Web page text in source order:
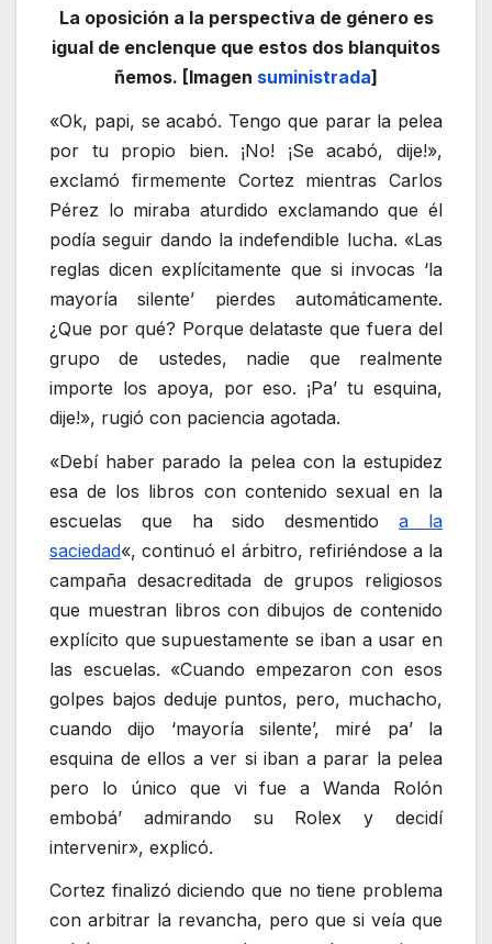
La oposición a la perspectiva de género es
igual de enclenque que estos dos blanquitos
ñemos. [Imagen suministrada]
«Ok, papi, se acabó. Tengo que parar la pelea
por tu propio bien. ¡No! ¡Se acabó, dije!»,
exclamó firmemente Cortez mientras Carlos
Pérez lo miraba aturdido exclamando que él
podía seguir dando la indefendible lucha. «Las
reglas dicen explícitamente que si invocas ‘la
mayoría silente’ pierdes automáticamente.
¿Que por qué? Porque delataste que fuera del
grupo de ustedes, nadie que realmente
importe los apoya, por eso. ¡Pa’ tu esquina,
dije!», rugió con paciencia agotada.
«Debí haber parado la pelea con la estupidez
esa de los libros con contenido sexual en la
escuelas que ha sido desmentidoa la
saciedad«, continuó el árbitro, refiriéndose a la
campaña desacreditada de grupos religiosos
que muestran libros con dibujos de contenido
explícito que supuestamente se iban a usar en
las escuelas. «Cuando empezaron con esos
golpes bajos deduje puntos, pero, muchacho,
cuando dijo ‘mayoría silente’, miré pa’ la
esquina de ellos a ver si iban a parar la pelea
pero lo único que vi fue a Wanda Rolón
embobá’ admirando su Rolex y decidí
intervenir», explicó.
Cortez finalizó diciendo que no tiene problema
con arbitrar la revancha, pero que si veía que